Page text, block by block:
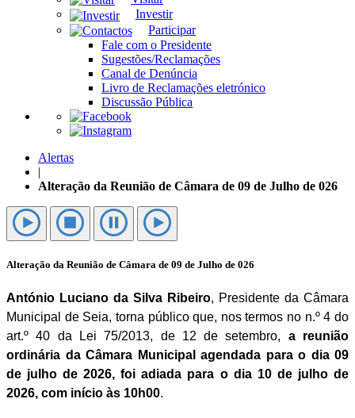
Investir
Participar
Fale com o Presidente
Sugestões/Reclamações
Canal de Denúncia
Livro de Reclamações eletrónico
Discussão Pública
Alertas
|
Alteração da Reunião de Câmara de 09 de Julho de 026
Alteração da Reunião de Câmara de 09 de Julho de 026
António Luciano da Silva Ribeiro, Presidente da Câmara
Municipal de Seia, torna público que, nos termos no n.º 4 do
art.º 40 da Lei 75/2013, de 12 de setembro, a
reunião
ordinária da Câmara Municipal agendada para o dia 09
de julho de 2026, foi adiada para o dia 10 de julho de
2026, com início às 10h00.